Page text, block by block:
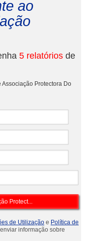
ao
5 relatórios de
Protectora Do
de Utilização e Política de
informação sobre